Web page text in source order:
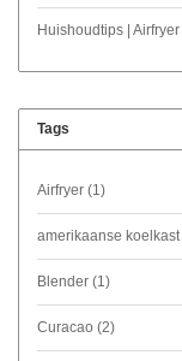
Huishoudtips | Airfryer
Tags
Airfryer (1)
amerikaanse koelkast
Blender (1)
Curacao (2)